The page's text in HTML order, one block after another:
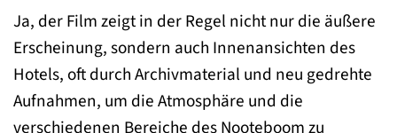
Ja, der Film zeigt in der Regel nicht nur die äußere
Erscheinung, sondern auch Innenansichten des
Hotels, oft durch Archivmaterial und neu gedrehte
Aufnahmen, um die Atmosphäre und die
verschiedenen Bereiche des Nooteboom zu